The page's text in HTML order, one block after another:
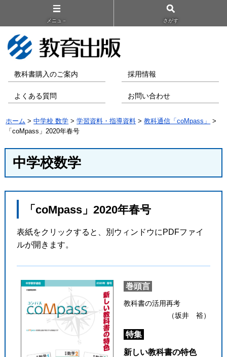
メニュ－ さがす
教科書購入のご案内 採用情報
よくある質問 お問い合わせ
ホーム >中学校 数学 >学習資料・指導資料 >教科通信「coMpass」
>
「coMpass」2020年春号
中学校数学
「coMpass」2020年春号
表紙をクリックすると、別ウィンドウにPDFファイ
ルが開きます。
巻頭言
教科書の活用再考
（坂井 裕）
特集
新しい教科書の特色